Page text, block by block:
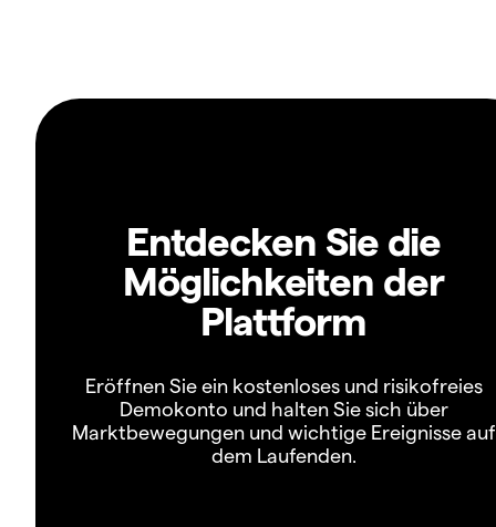
Entdecken Sie die
Möglichkeiten der
Plattform
Eröffnen Sie ein kostenloses und risikofreies
Demokonto und halten Sie sich über
Marktbewegungen und wichtige Ereignisse auf
dem Laufenden.